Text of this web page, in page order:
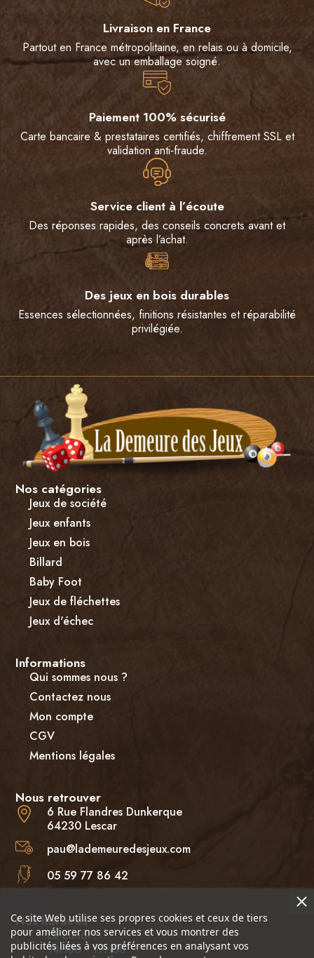
Livraison en France
Partout en France métropolitaine, en relais ou à domicile,
avec un emballage soigné.
Paiement 100% sécurisé
Carte bancaire & prestataires certifiés, chiffrement SSL et
validation anti‑fraude.
Service client à l’écoute
Des réponses rapides, des conseils concrets avant et
après l’achat.
Des jeux en bois durables
Essences sélectionnées, finitions résistantes et réparabilité
privilégiée.
Ce site Web utilise ses propres cookies et ceux de tiers
pour améliorer nos services et vous montrer des
publicités liées à vos préférences en analysant vos
Nos catégories
Jeux de société
Jeux enfants
Jeux en bois
Billard
Baby Foot
Jeux de fléchettes
Jeux d'échec
Informations
Qui sommes nous ?
Contactez nous
Mon compte
CGV
Mentions légales
Nous retrouver
6 Rue Flandres Dunkerque
64230 Lescar
pau@lademeuredesjeux.com
05 59 77 86 42
Nos horaires
Le Lundi :
14H00 - 19H00